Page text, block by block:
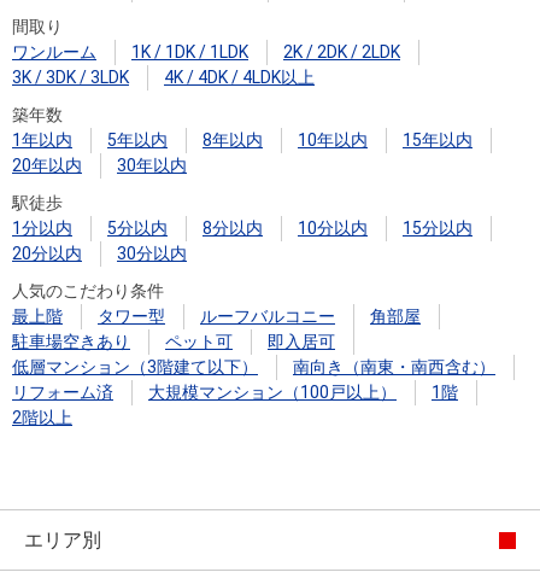
間取り
ワンルーム
1K / 1DK / 1LDK
2K / 2DK / 2LDK
3K / 3DK / 3LDK
4K / 4DK / 4LDK以上
築年数
1年以内
5年以内 8年以内 10年以内
15年以内
20年以内
30年以内
駅徒歩
1分以内
5分以内 8分以内 10分以内
15分以内
20分以内
30分以内
人気のこだわり条件
最上階
タワー型 ルーフバルコニー
角部屋
駐車場空きあり
ペット可
即入居可
低層マンション（3階建て以下）
南向き（南東・南西含む）
リフォーム済
大規模マンション（100戸以上）
1階
2階以上
エリア別